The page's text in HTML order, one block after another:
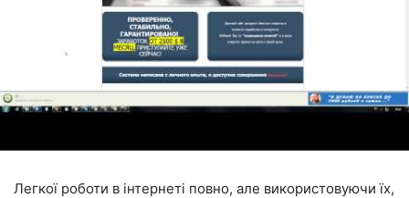
Легкої роботи в інтернеті повно, але використовуючи їх,